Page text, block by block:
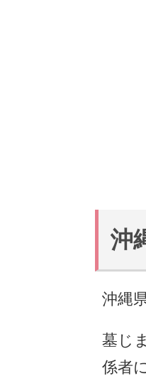
沖
沖縄
墓じ
係者